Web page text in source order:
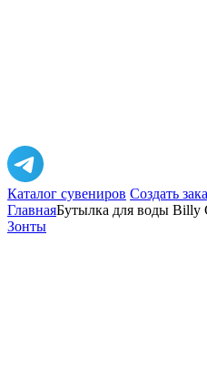
Каталог сувениров Создать
ГлавнаяБутылка для воды Billy
Зонты